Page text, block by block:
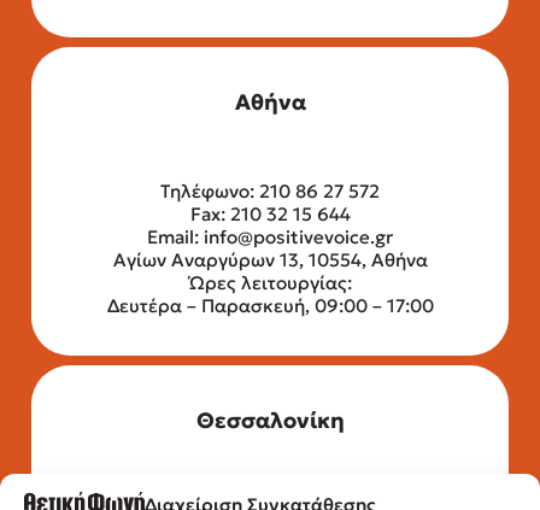
Διαχείριση Συγκατάθεσης
Αθήνα
Τηλέφωνο: 210 86 27 572
Fax: 210 32 15 644
Email: info@positivevoice.gr
Αγίων Αναργύρων 13, 10554, Αθήνα
Ώρες λειτουργίας:
Δευτέρα – Παρασκευή, 09:00 – 17:00
Θεσσαλονίκη